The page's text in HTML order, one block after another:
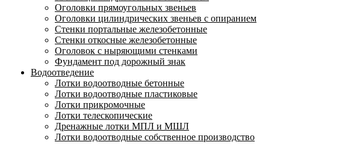
Оголовки прямоугольных звеньев
Оголовки цилиндрических звеньев с опиранием
Стенки портальные железобетонные
Стенки откосные железобетонные
Оголовок с ныряющими стенками
Фундамент под дорожный знак
Водоотведение
Лотки водоотводные бетонные
Лотки водоотводные пластиковые
Лотки прикромочные
Лотки телескопические
Дренажные лотки МПЛ и МШЛ
Лотки водоотводные собственное производство